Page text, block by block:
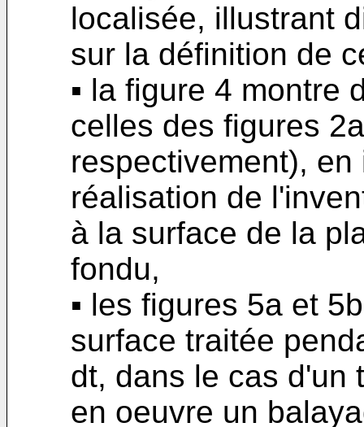
localisée, illustrant
sur la définition de
▪ la figure 4 montre
celles des figures
respectivement),
réalisation de
à la surface de la
fondu,
▪ les figures 5a et
surface traitée
dt, dans le cas d'un
en oeuvre un